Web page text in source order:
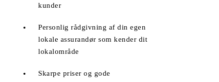
kunder
Personlig rådgivning af din egen
lokale assurandør som kender dit
lokalområde
Skarpe priser og gode